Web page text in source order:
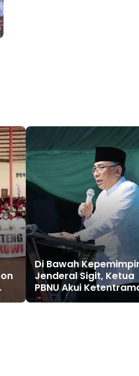
Di Bawah
Jenderal Sigit, Ketua
PBNU Akui
Dirasakan